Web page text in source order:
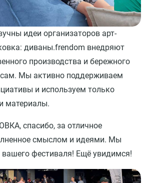
идеи организаторов арт-
диваны.frendom внедряют
производства и бережного
Мы активно поддерживаем
и используем только
материалы.
спасибо, за отличное
смыслом и идеями. Мы
фестиваля! Ещё увидимся!